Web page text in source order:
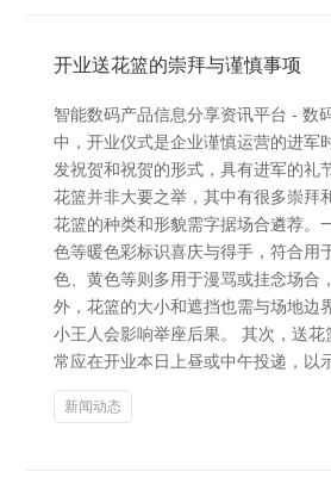
开业送花篮的崇拜与谨慎事项
智能数码产品信息分享资讯平台 - 数
中，开业仪式是企业谨慎运营的进军
发祝贺和祝贺的形式，具有进军的礼
花篮并非大要之举，其中有很多崇拜
花篮的种类和形貌需字据场合遴荐。
色等暖色彩标识喜庆与得手，符合用
色、黄色等则多用于漫骂或挂念场合
外，花篮的大小和遮挡也需与场地边
小王人会影响举座后果。 其次，送
常应在开业本日上昼或中午投递，以
新闻动态